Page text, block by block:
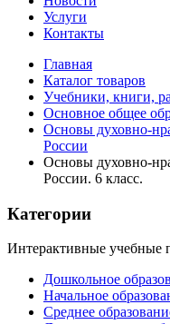
Услуги
Контакты
Главная
Каталог товаров
Учебники, книги,
Основное общее
Основы духовно-
России
Основы духовно-
России. 6 класс.
Категории
Интерактивные учебные
Дошкольное
Начальное
Среднее